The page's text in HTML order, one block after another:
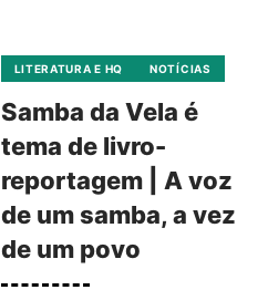
LITERATURA E HQ NOTÍCIAS
Samba da Vela é
tema de livro-
reportagem | A voz
de um samba, a vez
de um povo